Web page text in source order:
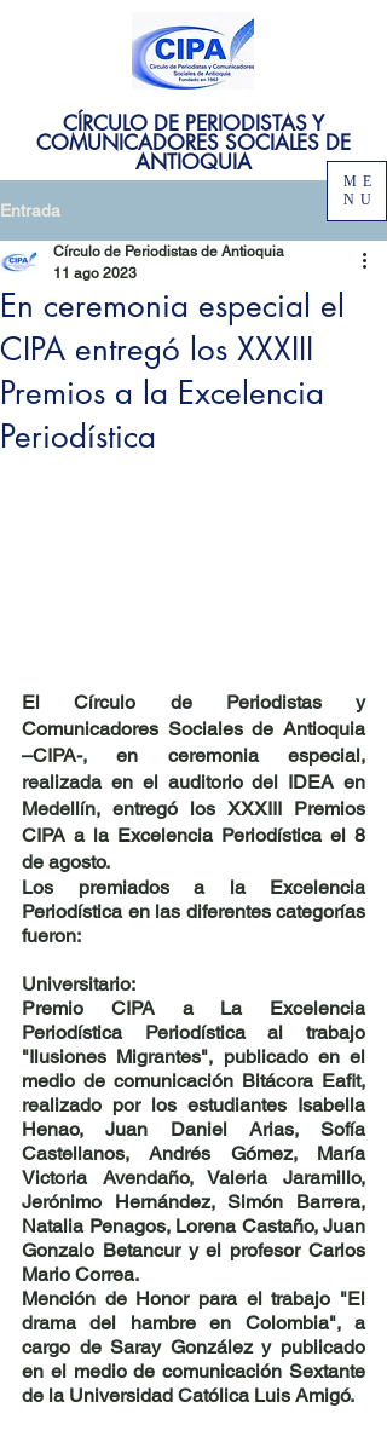
CÍRCULO DE PERIODISTAS Y
COMUNICADORES SOCIALES DE
ANTIOQUIA
ME
NU
Entrada
En ceremonia especial el
CIPA entregó los XXXIII
Premios a la Excelencia
Periodística
Círculo de Periodistas de Antioquia
11 ago 2023
El Círculo de Periodistas y
Comunicadores Sociales de Antioquia
–CIPA-, en ceremonia especial,
realizada en el auditorio del IDEA en
Medellín, entregó los XXXIII Premios
CIPA a la Excelencia Periodística el 8
de agosto.
Los premiados a la Excelencia
Periodística en las diferentes categorías
fueron:
Universitario:
Premio CIPA a La Excelencia
Periodística Periodística al trabajo
"Ilusiones Migrantes", publicado en el
medio de comunicación Bitácora Eafit,
realizado por los estudiantes Isabella
Henao, Juan Daniel Arias, Sofía
Castellanos, Andrés Gómez, María
Victoria Avendaño, Valeria Jaramillo,
Jerónimo Hernández, Simón Barrera,
Natalia Penagos, Lorena Castaño, Juan
Gonzalo Betancur y el profesor Carlos
Mario Correa.
Mención de Honor para el trabajo "El
drama del hambre en Colombia", a
cargo de Saray González y publicado
en el medio de comunicación Sextante
de la Universidad Católica Luis Amigó.